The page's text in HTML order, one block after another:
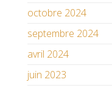
octobre 2024
septembre 2024
avril 2024
juin 2023